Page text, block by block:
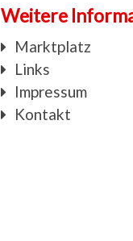
Weitere
Marktplatz
Links
Impressum
Kontakt